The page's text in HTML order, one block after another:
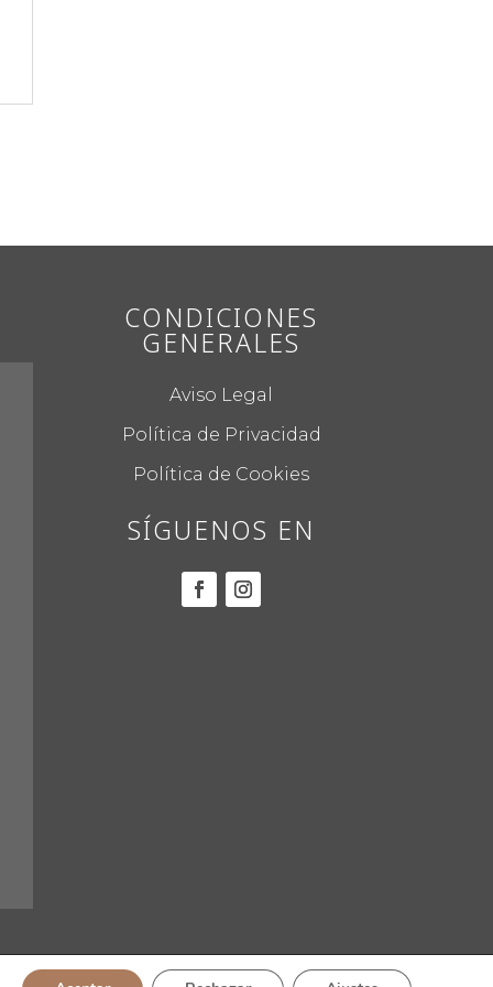
CONDICIONES
GENERALES
Aviso Legal
Política de Privacidad
Política de Cookies
SÍGUENOS EN